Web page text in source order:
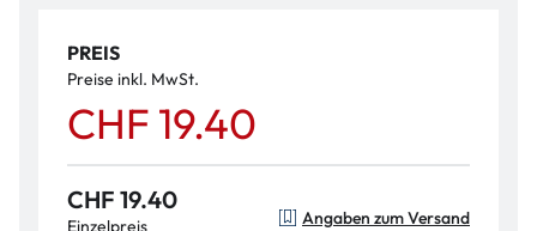
PREIS
Preise inkl. MwSt.
CHF 19.40
CHF 19.40
Einzelpreis Angaben zum Versand